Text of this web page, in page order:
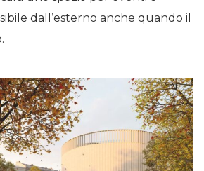
dall’esterno anche quando il